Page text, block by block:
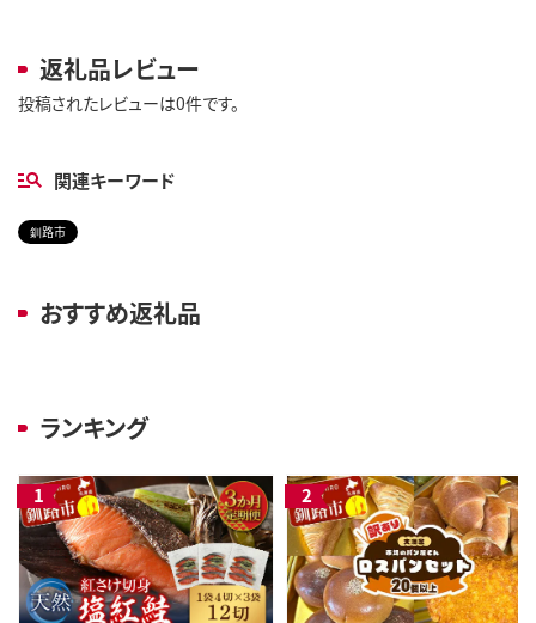
返礼品レビュー
投稿されたレビューは0件です。
関連キーワード
釧路市
おすすめ返礼品
ランキング